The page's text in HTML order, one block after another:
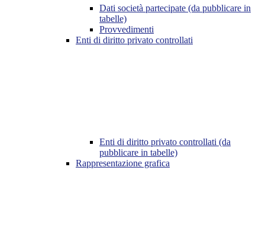
Dati società partecipate (da pubblicare in
tabelle)
Provvedimenti
Enti di diritto privato controllati
Enti di diritto privato controllati (da
pubblicare in tabelle)
Rappresentazione grafica